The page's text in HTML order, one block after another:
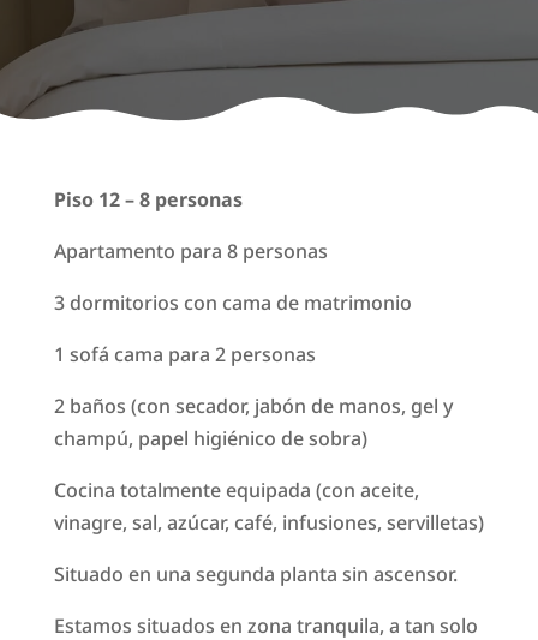
Piso 12 – 8 personas
Apartamento para 8 personas
3 dormitorios con cama de matrimonio
1 sofá cama para 2 personas
2 baños (con secador, jabón de manos, gel y
champú, papel higiénico de sobra)
Cocina totalmente equipada (con aceite,
vinagre, sal, azúcar, café, infusiones, servilletas)
Situado en una segunda planta sin ascensor.
Estamos situados en zona tranquila, a tan solo